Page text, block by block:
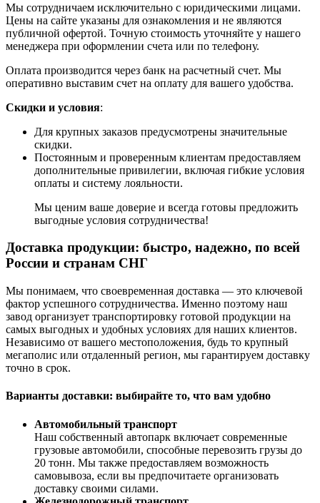
Мы сотрудничаем исключительно с юридическими лицами.
Цены на сайте указаны для ознакомления и не являются
публичной офертой. Точную стоимость уточняйте у нашего
менеджера при оформлении счета или по телефону.
Оплата производится через банк на расчетный счет. Мы
оперативно выставим счет на оплату для вашего удобства.
Скидки и условия:
Для крупных заказов предусмотрены значительные
скидки.
Постоянным и проверенным клиентам предоставляем
дополнительные привилегии, включая гибкие условия
оплаты и систему лояльности.
Мы ценим ваше доверие и всегда готовы предложить
выгодные условия сотрудничества!
Доставка продукции: быстро, надежно, по всей
России и странам СНГ
Мы понимаем, что своевременная доставка — это ключевой
фактор успешного сотрудничества. Именно поэтому наш
завод организует транспортировку готовой продукции на
самых выгодных и удобных условиях для наших клиентов.
Независимо от вашего местоположения, будь то крупный
мегаполис или отдаленный регион, мы гарантируем доставку
точно в срок.
Варианты доставки: выбирайте то, что вам удобно
Автомобильный транспорт
Наш собственный автопарк включает современные
грузовые автомобили, способные перевозить грузы до
20 тонн. Мы также предоставляем возможность
самовывоза, если вы предпочитаете организовать
доставку своими силами.